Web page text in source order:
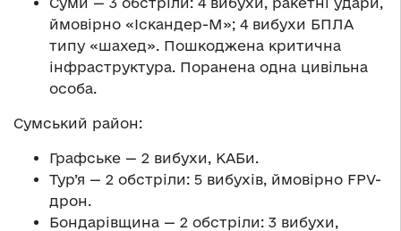
ймовірно «Іскандер-М»; 4 вибухи БПЛА
типу «шахед». Пошкоджена критична
інфраструктура. Поранена одна цивільна
особа.
Сумський район:
Графське — 2 вибухи, КАБи.
Тур’я — 2 обстріли: 5 вибухів, ймовірно FPV-
дрон.
Бондарівщина — 2 обстріли: 3 вибухи,